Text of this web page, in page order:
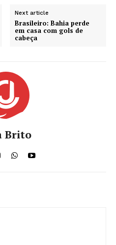
Next article
Brasileiro: Bahia perde
em casa com gols de
cabeça
Brito